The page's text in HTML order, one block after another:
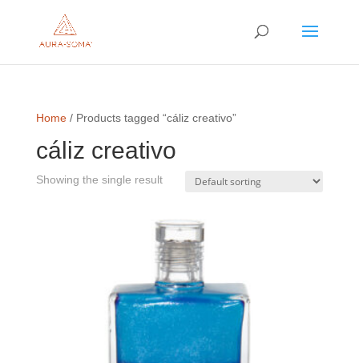
Home/ Products tagged “cáliz creativo”
cáliz creativo
Showing the single result